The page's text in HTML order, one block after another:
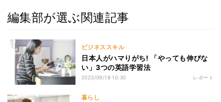
編集部が選ぶ関連記事
ビジネススキル
日本人がハマりがち! 「やっても伸びな
い」3つの英語学習法
2023/09/18 10:30 レポート
暮らし